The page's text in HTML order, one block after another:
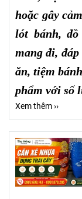
hoặc gây
lót bánh, đồ
mang đi,
ăn, tiệm
phẩm với số
Xem thêm ››